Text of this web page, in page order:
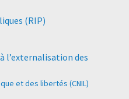
(RIP)
l’externalisation des
et des libertés (CNIL)